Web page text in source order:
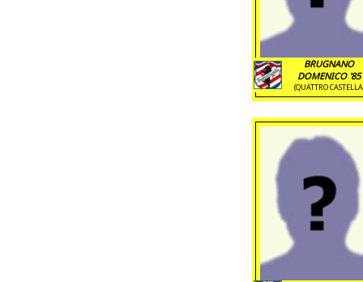
BRUGNANO
DOMENICO '85
(QUATTRO